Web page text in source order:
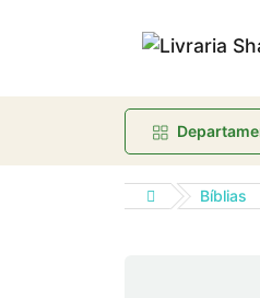
Bíblias